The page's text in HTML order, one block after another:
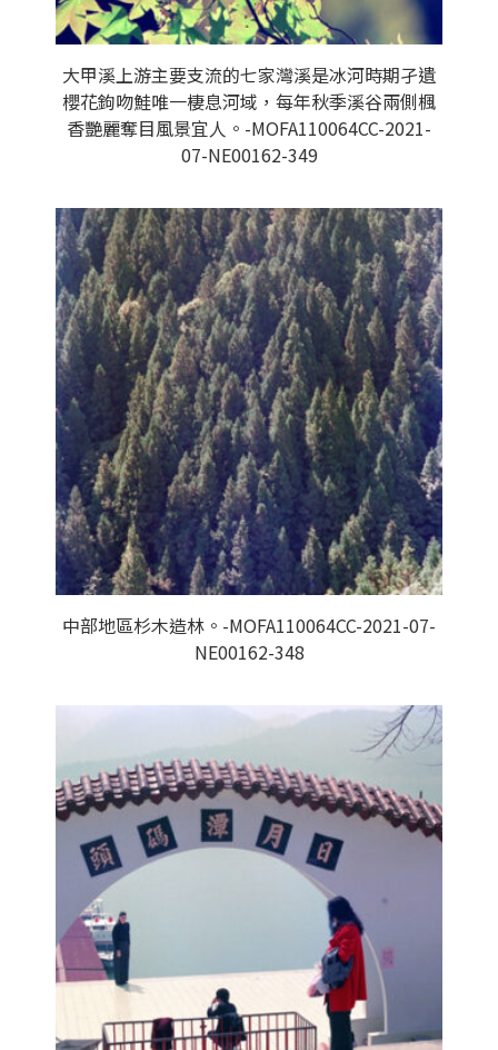
大甲溪上游主要支流的七家灣溪是冰河時期孑遺
櫻花鉤吻鮭唯一棲息河域，每年秋季溪谷兩側楓
香艷麗奪目風景宜人。-MOFA110064CC-2021-
07-NE00162-349
中部地區杉木造林。-MOFA110064CC-2021-07-
NE00162-348